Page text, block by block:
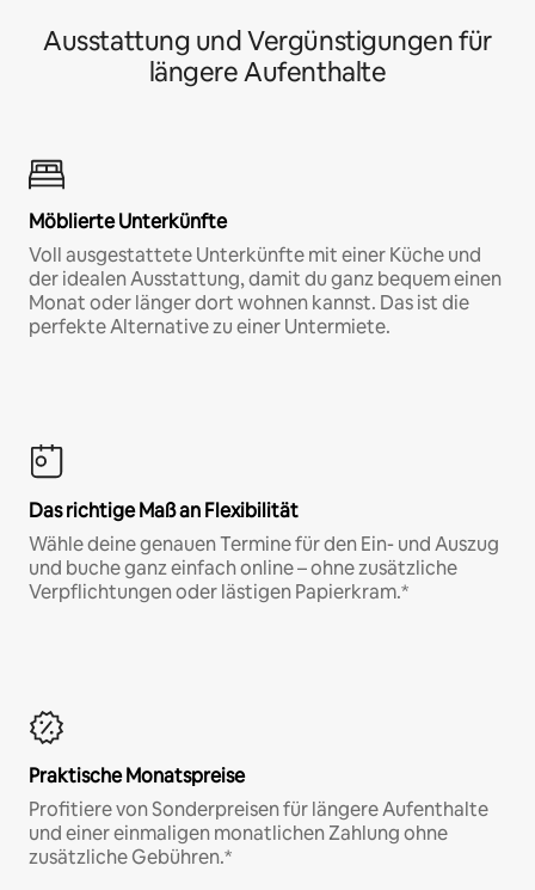
Ausstattung und Vergünstigungen für
längere Aufenthalte
Möblierte Unterkünfte
Voll ausgestattete Unterkünfte mit einer Küche und
der idealen Ausstattung, damit du ganz bequem einen
Monat oder länger dort wohnen kannst. Das ist die
perfekte Alternative zu einer Untermiete.
Das richtige Maß an Flexibilität
Wähle deine genauen Termine für den Ein- und Auszug
und buche ganz einfach online – ohne zusätzliche
Verpflichtungen oder lästigen Papierkram.*
Praktische Monatspreise
Profitiere von Sonderpreisen für längere Aufenthalte
und einer einmaligen monatlichen Zahlung ohne
zusätzliche Gebühren.*